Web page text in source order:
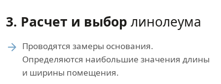
3. Расчет и выбор линолеума
Проводятся замеры основания.
Определяются наибольшие значения длины
и ширины помещения.